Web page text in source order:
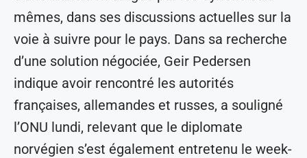
mêmes, dans ses discussions actuelles sur la
voie à suivre pour le pays. Dans sa recherche
d’une solution négociée, Geir Pedersen
indique avoir rencontré les autorités
françaises, allemandes et russes, a souligné
l’ONU lundi, relevant que le diplomate
norvégien s’est également entretenu le week-